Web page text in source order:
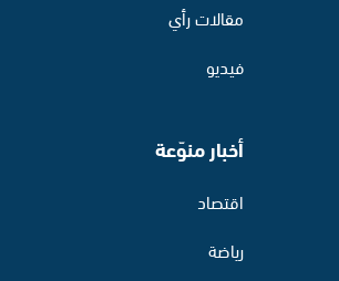
مقالات رأي
فيديو
أخبار منوّعة
اقتصاد
رياضة